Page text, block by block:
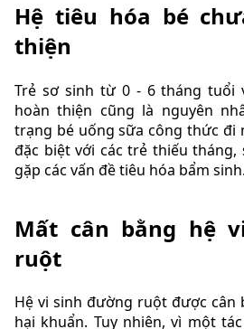
Hệ tiêu hóa bé
thiện
Trẻ sơ sinh từ 0 - 6 tháng tuổi
hoàn thiện cũng là nguyên
trạng bé uống sữa công thức đi
đặc biệt với các trẻ thiếu tháng,
gặp các vấn đề tiêu hóa bẩm sinh.
Mất cân bằng hệ
ruột
Hệ vi sinh đường ruột được cân
hại khuẩn. Tuy nhiên, vì một